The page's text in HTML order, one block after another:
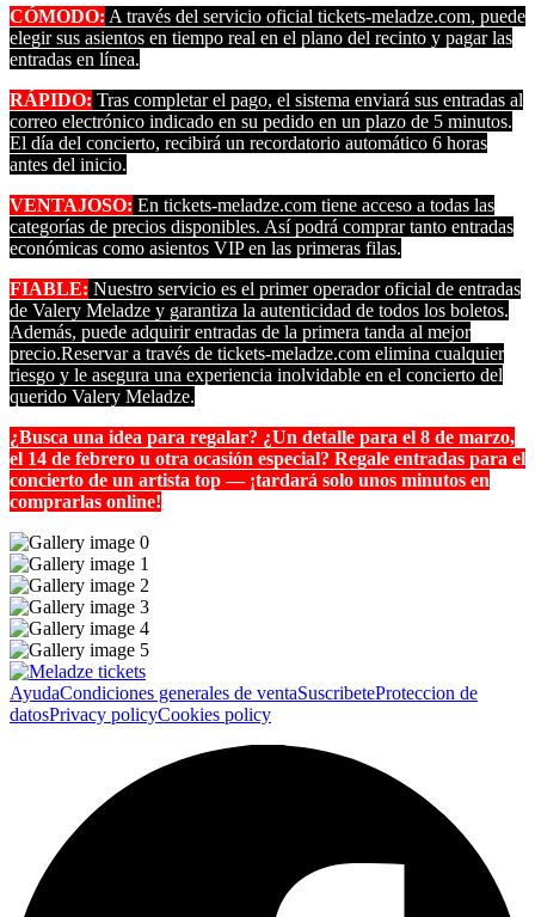
CÓMODO: A través del servicio oficial tickets-meladze.com, puede
elegir sus asientos en tiempo real en el plano del recinto y pagar las
entradas en línea.
RÁPIDO: Tras completar el pago, el sistema enviará sus entradas al
correo electrónico indicado en su pedido en un plazo de 5 minutos.
El día del concierto, recibirá un recordatorio automático 6 horas
antes del inicio.
VENTAJOSO: En tickets-meladze.com tiene acceso a todas las
categorías de precios disponibles. Así podrá comprar tanto entradas
económicas como asientos VIP en las primeras filas.
FIABLE: Nuestro servicio es el primer operador oficial de entradas
de Valery Meladze y garantiza la autenticidad de todos los boletos.
Además, puede adquirir entradas de la primera tanda al mejor
precio.Reservar a través de tickets-meladze.com elimina cualquier
riesgo y le asegura una experiencia inolvidable en el concierto del
querido Valery Meladze.
¿Busca una idea para regalar? ¿Un detalle para el 8 de marzo,
el 14 de febrero u otra ocasión especial? Regale entradas para el
concierto de un artista top — ¡tardará solo unos minutos en
comprarlas online!
AyudaCondiciones generales de ventaSuscribeteProteccion de
datosPrivacy policyCookies policy